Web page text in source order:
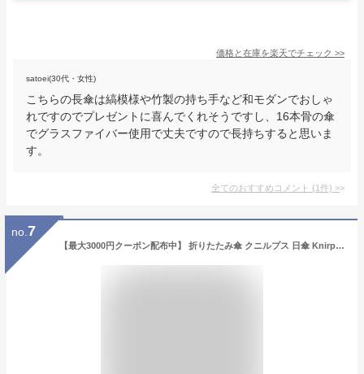
価格と在庫を楽天でチェック >>
satoei(30代・女性)
こちらの長傘は縞模様や竹製の持ち手など和モダンでおしゃ
れですのでプレゼントに喜んでくれそうですし、16本骨の傘
でグラスファイバー使用で丈夫ですので長持ちすると思いま
す。
全てのおすすめコメント (1件) >
no. 7
【最大3000円クーポン配布中】 折りたたみ傘 クニルプス 日傘 Knirps U090 晴雨兼用 ウルトラライトXXL 完全遮光 マニュアル コンパクト傘 メンズ 男性 KNU090-1001 U.090 手動開閉 ブラック 黒 無地 軽量 大きい 丈夫 全天候型